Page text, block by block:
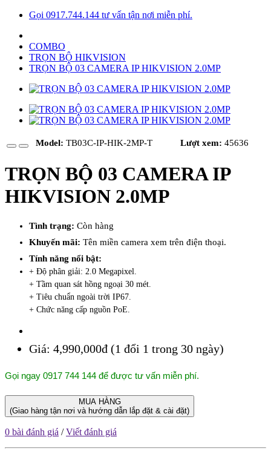
Gọi 0917.744.144 tư vấn tận nơi miễn phí.
COMBO
TRỌN BỘ HIKVISION
TRỌN BỘ 03 CAMERA IP HIKVISION 2.0MP
Model: TB03C-IP-HIK-2MP-T Lượt xem: 45636
TRỌN BỘ 03 CAMERA IP
HIKVISION 2.0MP
Tình trạng: Còn hàng
Khuyến mãi: Tên miền camera xem trên điện thoại.
Tính năng nổi bật:
+ Độ phân giải: 2.0 Megapixel.
+ Tầm quan sát hồng ngoại 30 mét.
+ Tiêu chuẩn ngoài trời IP67.
+ Chức năng cấp nguồn PoE.
Giá: 4,990,000đ (1 đổi 1 trong 30 ngày)
Gọi ngay 0917 744 144 để được tư vấn miễn phí.
MUA HÀNG
(Giao hàng tận nơi và hướng dẫn lắp đặt & cài đặt)
0 bài đánh giá /Viết đánh giá